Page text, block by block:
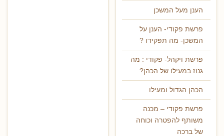
הענן מעל המשכן
פרשת פקודי- הענן על
המשכן- מה תפקידו ?
פרשת ויקהל- פקודי : מה
גנוז במעילו של הכהן?
הכהן הגדול ומעילו
פרשת פקודי – מכנה
משותף להפטרה וכוחה
של ברכה